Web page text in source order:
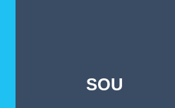
SOU